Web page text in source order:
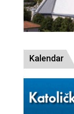
Kalendar